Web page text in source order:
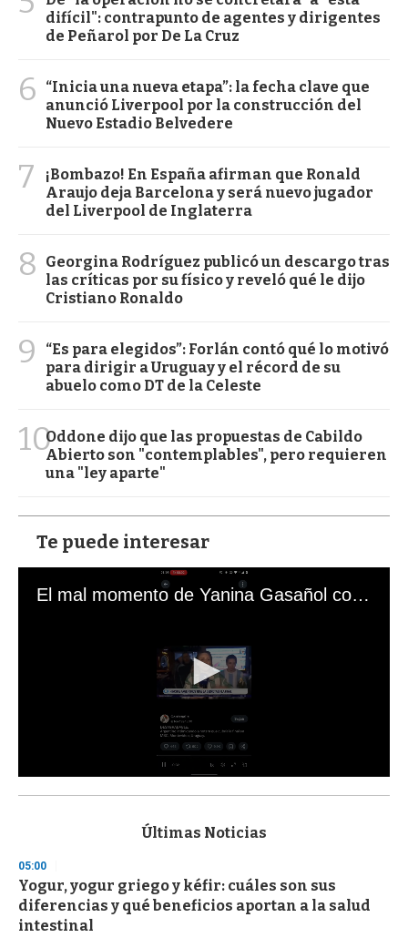
difícil": contrapunto de agentes y dirigentes
de Peñarol por De La Cruz
6
“Inicia una nueva etapa”: la fecha clave que
anunció Liverpool por la construcción del
Nuevo Estadio Belvedere
7
¡Bombazo! En España afirman que Ronald
Araujo deja Barcelona y será nuevo jugador
del Liverpool de Inglaterra
8
Georgina Rodríguez publicó un descargo tras
las críticas por su físico y reveló qué le dijo
Cristiano Ronaldo
9
“Es para elegidos”: Forlán contó qué lo motivó
para dirigir a Uruguay y el récord de su
abuelo como DT de la Celeste
10Oddone dijo que las propuestas de Cabildo
Abierto son "contemplables", pero requieren
una "ley aparte"
Te puede interesar
El mal momento de Yanina Gasañol con un hincha argentino en "Subrayado"
s
d
s
o
f
3
Últimas Noticias
05:00
Yogur, yogur griego y kéfir: cuáles son sus
diferencias y qué beneficios aportan a la salud
intestinal